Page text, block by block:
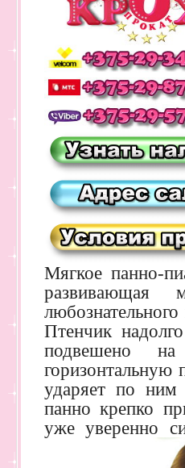
Мягкое панно-
развивающая
Птенчик
подвешено
ударяет по
панно крепко
уже уверенно